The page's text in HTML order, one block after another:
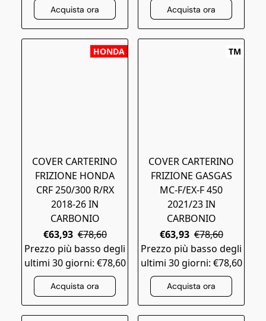
Acquista ora Acquista ora
HONDA
COVER CARTERINO
FRIZIONE HONDA
CRF 250/300 R/RX
2018-26 IN
CARBONIO
€63,93 €78,60
Prezzo più basso degli
ultimi 30 giorni: €78,60
Acquista ora
TM
COVER CARTERINO
FRIZIONE GASGAS
MC-F/EX-F 450
2021/23 IN
CARBONIO
€63,93 €78,60
Prezzo più basso degli
ultimi 30 giorni: €78,60
Acquista ora